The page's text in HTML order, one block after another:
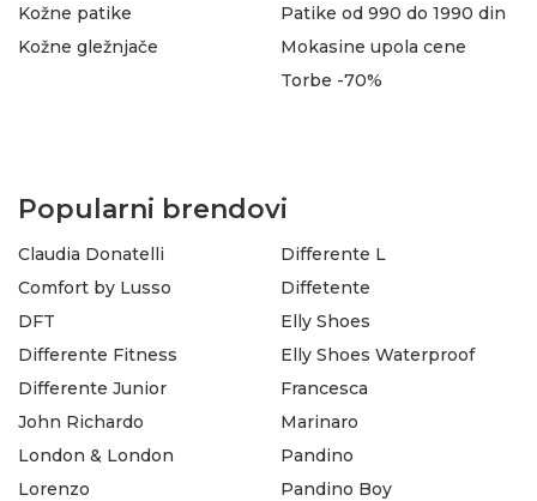
Kožne patike
Kožne gležnjače
Patike od 990 do 1990 din
Mokasine upola cene
Torbe -70%
Popularni brendovi
Claudia Donatelli
Comfort by Lusso
DFT
Differente Fitness
Differente Junior
Differente L
Diffetente
Elly Shoes
Elly Shoes Waterproof
Francesca
John Richardo
London & London
Lorenzo
Marinaro
Pandino
Pandino Boy